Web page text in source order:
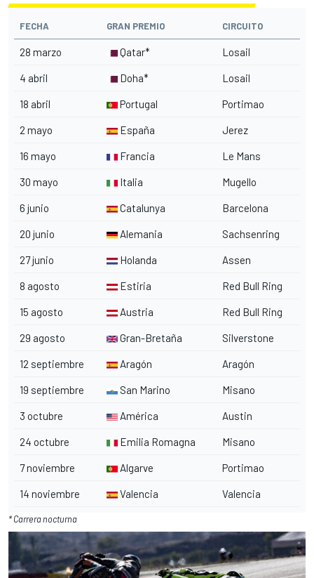
FECHA GRAN PREMIO CIRCUITO
28 marzo Qatar* Losail
4 abril Doha* Losail
18 abril Portugal Portimao
2 mayo España Jerez
16 mayo Francia Le Mans
30 mayo Italia Mugello
6 junio Catalunya Barcelona
20 junio Alemania Sachsenring
27 junio Holanda Assen
8 agosto Estiria Red Bull Ring
15 agosto Austria Red Bull Ring
29 agosto Gran-Bretaña Silverstone
12 septiembre Aragón Aragón
19 septiembre San Marino Misano
3 octubre América Austin
24 octubre Emilia Romagna Misano
7 noviembre Algarve Portimao
14 noviembre Valencia Valencia
* Carrera nocturna